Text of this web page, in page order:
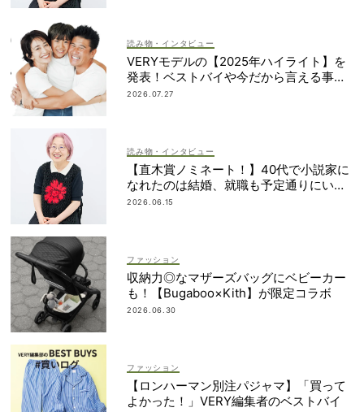
読み物・インタビュー
VERYモデルの【2025年ハイライト】を
発表！ベストバイや今だから言える事件
簿も大公開
2026.07.27
読み物・インタビュー
【直木賞ノミネート！】40代で小説家に
なれたのは結婚、就職も予定通りにいか
なかったから｜朝倉かすみさん
2026.06.15
ファッション
収納力◎なマザーズバッグにベビーカー
も！【Bugaboo×Kith】が限定コラボ
2026.06.30
ファッション
【ロンハーマン別注パジャマ】「買って
よかった！」VERY編集者のベストバイ